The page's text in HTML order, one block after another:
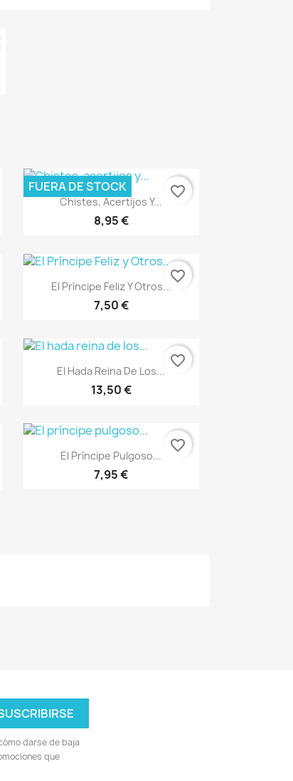
Vista rápida
Chistes, Acertijos Y...
8,95 €
FUERA DE STOCK favorite_border
Vista rápida
El Príncipe Feliz Y Otros...
7,50 €
favorite_border
Vista rápida
El Hada Reina De Los...
13,50 €
favorite_border
Vista rápida
El Príncipe Pulgoso...
7,95 €
favorite_border
darse de baja
que